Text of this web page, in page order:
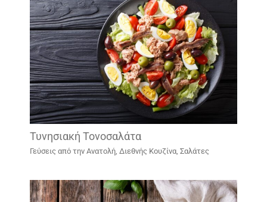
Τυνησιακή Τονοσαλάτα
Γεύσεις από την Ανατολή, Διεθνής Κουζίνα, Σαλάτες